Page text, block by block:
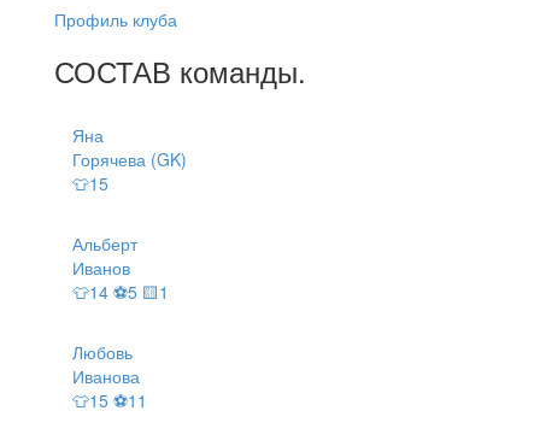
Профиль клуба
СОСТАВ команды.
Яна
Горячева (GK)
👕15
Альберт
Иванов
👕14 ⚽5 🟨1
Любовь
Иванова
👕15 ⚽11